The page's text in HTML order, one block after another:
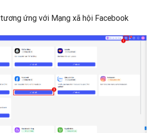
tương ứng với Mạng xã hội Facebook